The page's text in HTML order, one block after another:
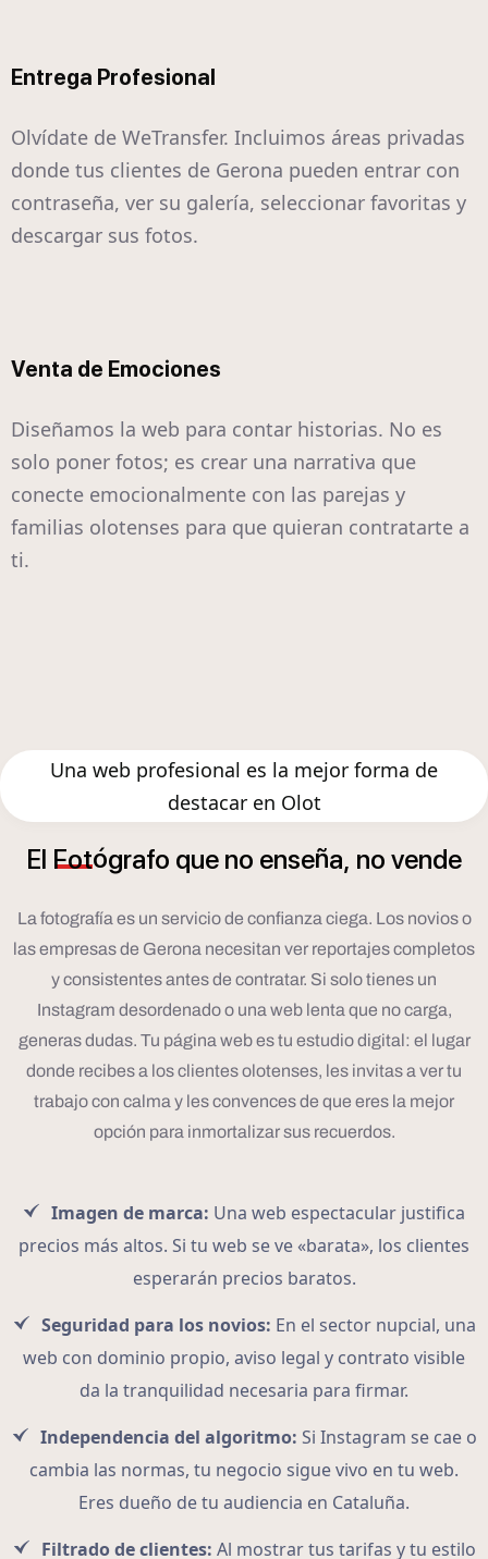
Entrega Profesional
Olvídate de WeTransfer. Incluimos áreas privadas
donde tus clientes de Gerona pueden entrar con
contraseña, ver su galería, seleccionar favoritas y
descargar sus fotos.
Venta de Emociones
Diseñamos la web para contar historias. No es
solo poner fotos; es crear una narrativa que
conecte emocionalmente con las parejas y
familias olotenses para que quieran contratarte a
ti.
Una web profesional es la mejor forma de
destacar en Olot
El Fotógrafo que no enseña, no vende
La fotografía es un servicio de confianza ciega. Los novios o
las empresas de Gerona necesitan ver reportajes completos
y consistentes antes de contratar. Si solo tienes un
Instagram desordenado o una web lenta que no carga,
generas dudas. Tu página web es tu estudio digital: el lugar
donde recibes a los clientes olotenses, les invitas a ver tu
trabajo con calma y les convences de que eres la mejor
opción para inmortalizar sus recuerdos.
Imagen de marca: Una web espectacular justifica
precios más altos. Si tu web se ve «barata», los clientes
esperarán precios baratos.
Seguridad para los novios: En el sector nupcial, una
web con dominio propio, aviso legal y contrato visible
da la tranquilidad necesaria para firmar.
Independencia del algoritmo: Si Instagram se cae o
cambia las normas, tu negocio sigue vivo en tu web.
Eres dueño de tu audiencia en Cataluña.
Filtrado de clientes: Al mostrar tus tarifas y tu estilo